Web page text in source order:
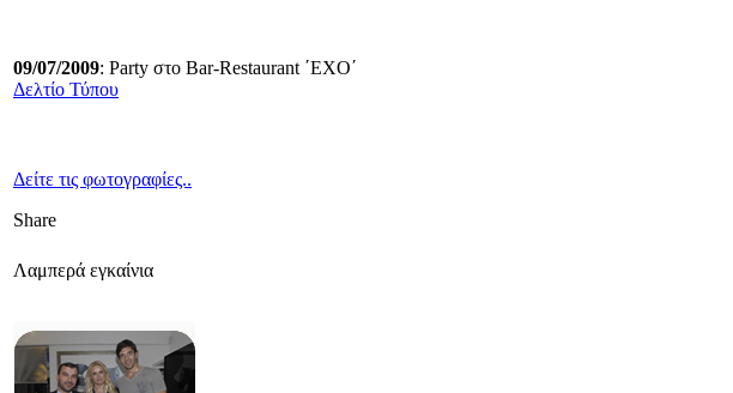
09/07/2009: Party στο Bar-Restaurant ΄EXO΄
Δελτίο Τύπου
Δείτε τις φωτογραφίες..
Share
Λαμπερά εγκαίνια